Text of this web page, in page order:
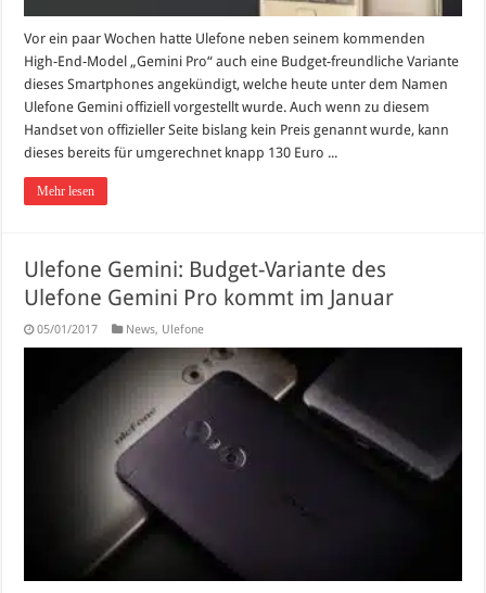
Vor ein paar Wochen hatte Ulefone neben seinem kommenden
High-End-Model „Gemini Pro“ auch eine Budget-freundliche Variante
dieses Smartphones angekündigt, welche heute unter dem Namen
Ulefone Gemini offiziell vorgestellt wurde. Auch wenn zu diesem
Handset von offizieller Seite bislang kein Preis genannt wurde, kann
dieses bereits für umgerechnet knapp 130 Euro ...
Mehr lesen
Ulefone Gemini: Budget-Variante des
Ulefone Gemini Pro kommt im Januar
05/01/2017 News, Ulefone